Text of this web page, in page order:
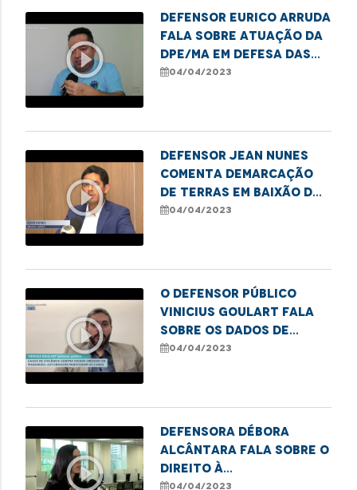
play_circle_outline
Defensor Eurico Arruda
fala sobre atuação da
DPE/MA em defesa das
famílias que vivem da
04/04/2023
play_circle_outline
Defensor Jean Nunes
comenta demarcação
de terras em Baixão dos
Rochas por
04/04/2023
play_circle_outline
O defensor público
Vinicius Goulart fala
sobre os dados de
violência contra
04/04/2023
play_circle_outline
Defensora Débora
Alcântara fala sobre o
direito à
documentação civil
04/04/2023